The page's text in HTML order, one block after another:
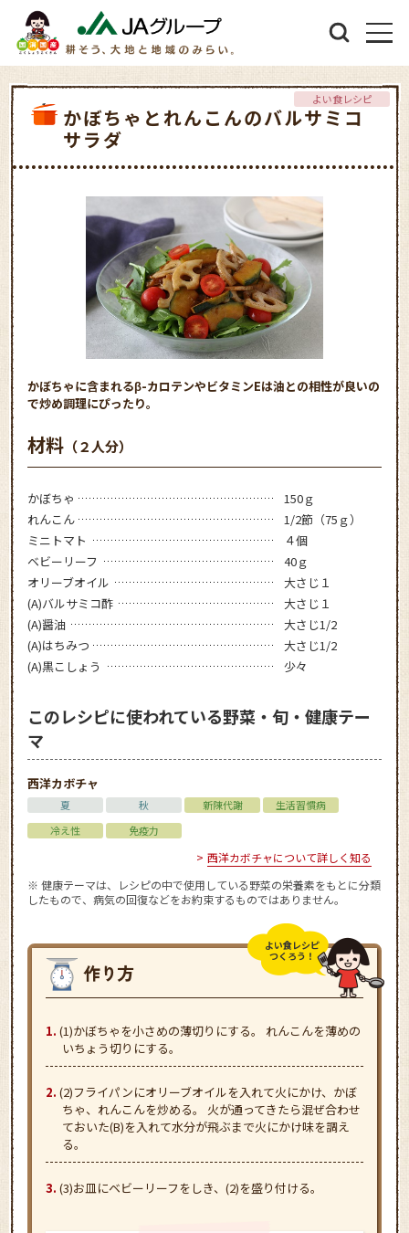
かぼちゃとれんこんのバルサミコ
サラダ
よい食レシピ
かぼちゃに含まれるβ-カロテンやビタミンEは油との相性が良いの
で炒め調理にぴったり。
材料 （２人分）
かぼちゃ
150ｇ
れんこん
1/2節（75ｇ）
ミニトマト
４個
ベビーリーフ
40ｇ
オリーブオイル
大さじ１
(A)バルサミコ酢
大さじ１
(A)醤油
大さじ1/2
(A)はちみつ
大さじ1/2
(A)黒こしょう
少々
このレシピに使われている野菜・旬・健康テー
マ
西洋カボチャ
夏 秋 新陳代謝
生活習慣病
冷え性
免疫力
西洋カボチャについて詳しく知る
※ 健康テーマは、レシピの中で使用している野菜の栄養素をもとに分類
したもので、病気の回復などをお約束するものではありません。
よい食レシピ
つくろう！
(1)かぼちゃを小さめの薄切りにする。 れんこんを薄めの
いちょう切りにする。
(2)フライパンにオリーブオイルを入れて火にかけ、かぼ
ちゃ、れんこんを炒める。 火が通ってきたら混ぜ合わせ
ておいた(B)を入れて水分が飛ぶまで火にかけ味を調え
る。
(3)お皿にベビーリーフをしき、(2)を盛り付ける。